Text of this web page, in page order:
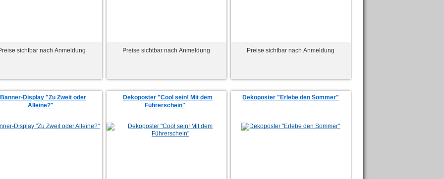
sichtbar nach Anmeldung Preise sichtbar nach Anmeldung Preise sichtbar nach Anmeldung
Banner-Display "Zu Zweit oder
Alleine?"
Dekoposter "Cool sein! Mit dem
Führerschein"
Dekoposter "Erlebe den Sommer"